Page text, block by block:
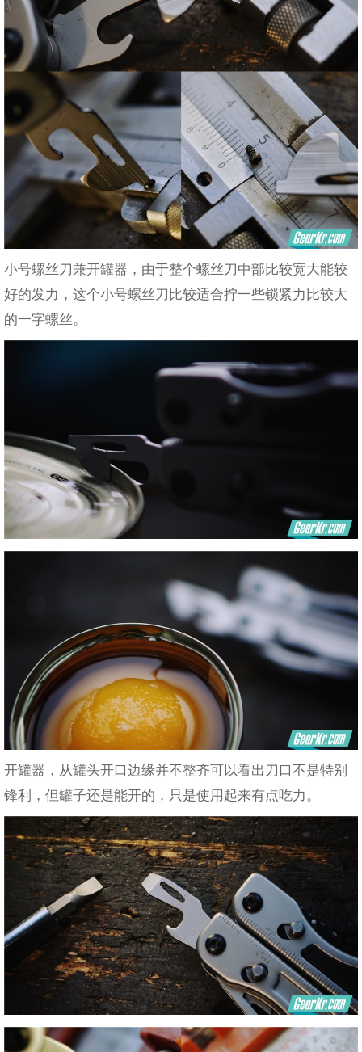
小号螺丝刀兼开罐器，由于整个螺丝刀中部比较宽大能较
好的发力，这个小号螺丝刀比较适合拧一些锁紧力比较大
的一字螺丝。
开罐器，从罐头开口边缘并不整齐可以看出刀口不是特别
锋利，但罐子还是能开的，只是使用起来有点吃力。